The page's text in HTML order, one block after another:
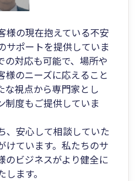
様の現在抱えている不安
サポートを提供していま
の対応も可能で、場所や
様のニーズに応えること
な視点から専門家とし
制度もご提供していま
、安心して相談していた
けています。私たちのサ
のビジネスがより健全に
ます。